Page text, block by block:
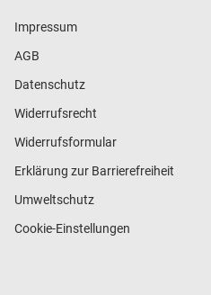
Impressum
AGB
Datenschutz
Widerrufsrecht
Widerrufsformular
Erklärung zur Barrierefreiheit
Umweltschutz
Cookie-Einstellungen